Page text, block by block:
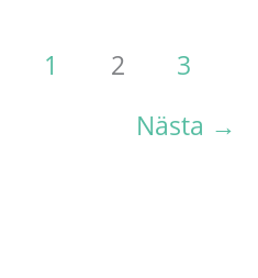
1 2
3
Nästa →